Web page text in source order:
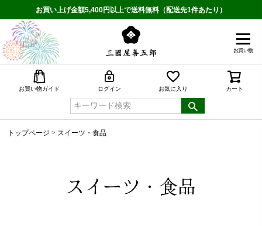
お買い上げ金額5,400円以上で送料無料（配送先1件あたり）
お買い物
お買い物ガイド ログイン お気に入り カート
トップページ スイーツ・食品
スイーツ・食品